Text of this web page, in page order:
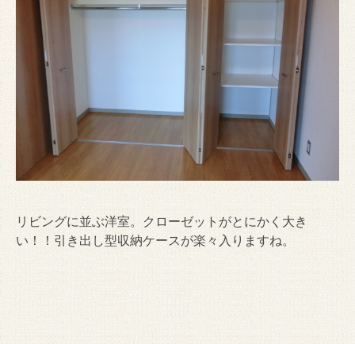
リビングに並ぶ洋室。クローゼットがとにかく大き
い！！引き出し型収納ケースが楽々入りますね。